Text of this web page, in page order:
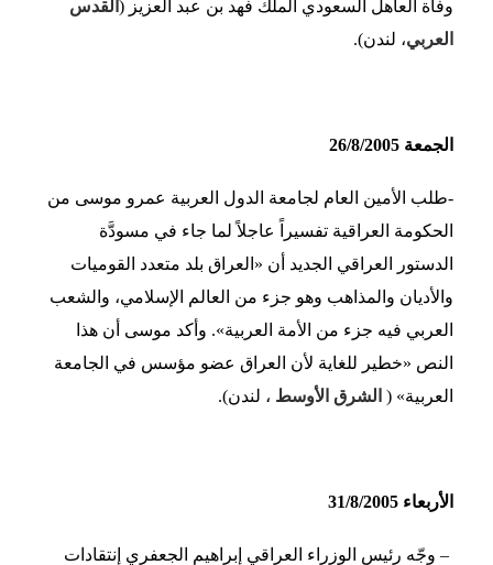
وفاة العاهل السعودي الملك فهد بن عبد العزيز ( القدس
العربي، لندن).
الجمعة 26/8/2005
-طلب الأمين العام لجامعة الدول العربية عمرو موسى من
الحكومة العراقية تفسيراً عاجلاً لما جاء في مسودَّة
الدستور العراقي الجديد أن «العراق بلد متعدد القوميات
والأديان والمذاهب وهو جزء من العالم الإسلامي، والشعب
العربي فيه جزء من الأمة العربية». وأكد موسى أن هذا
النص «خطير للغاية لأن العراق عضو مؤسس في الجامعة
العربية» ( الشرق الأوسط ، لندن).
الأربعاء 31/8/2005
– وجّه رئيس الوزراء العراقي إبراهيم الجعفري إنتقادات